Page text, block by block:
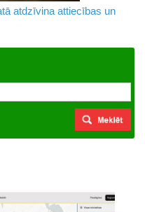
atdzīvina attiecības un